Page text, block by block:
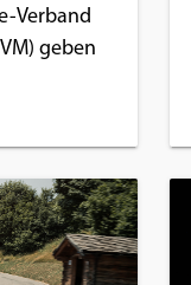
Verband
geben